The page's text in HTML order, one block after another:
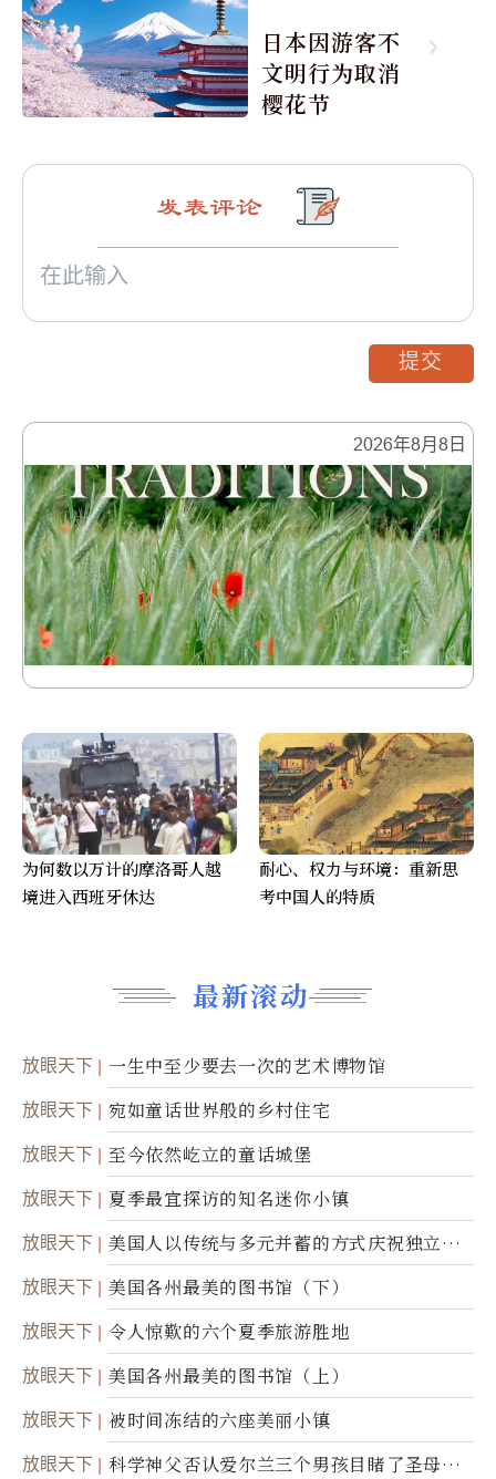
日本因游客不
文明行为取消
樱花节
2026年8月8日
最新滚动
放眼天下 一生中至少要去一次的艺术博物馆
放眼天下 宛如童话世界般的乡村住宅
放眼天下 至今依然屹立的童话城堡
放眼天下 夏季最宜探访的知名迷你小镇
放眼天下
美国人以传统与多元并蓄的方式庆祝独立日2
50周年
放眼天下 美国各州最美的图书馆（下）
放眼天下 令人惊歎的六个夏季旅游胜地
放眼天下 美国各州最美的图书馆（上）
放眼天下 被时间冻结的六座美丽小镇
放眼天下
科学神父否认爱尔兰三个男孩目睹了圣母显
发表评论
提交
为何数以万计的摩洛哥人越
境进入西班牙休达
耐心、权力与环境：重新思
考中国人的特质